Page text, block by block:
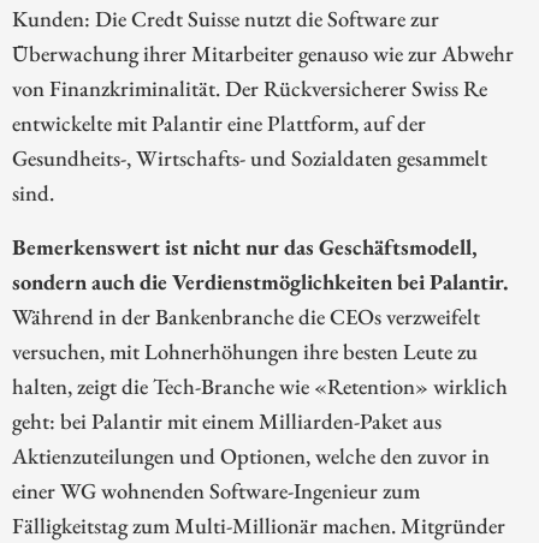
Kunden: Die Credt Suisse nutzt die Software zur
Überwachung ihrer Mitarbeiter genauso wie zur Abwehr
von Finanzkriminalität. Der Rückversicherer Swiss Re
entwickelte mit Palantir eine Plattform, auf der
Gesundheits-, Wirtschafts- und Sozialdaten gesammelt
sind.
Bemerkenswert ist nicht nur das Geschäftsmodell,
sondern auch die Verdienstmöglichkeiten bei Palantir.
Während in der Bankenbranche die CEOs verzweifelt
versuchen, mit Lohnerhöhungen ihre besten Leute zu
halten, zeigt die Tech-Branche wie «Retention» wirklich
geht: bei Palantir mit einem Milliarden-Paket aus
Aktienzuteilungen und Optionen, welche den zuvor in
einer WG wohnenden Software-Ingenieur zum
Fälligkeitstag zum Multi-Millionär machen. Mitgründer